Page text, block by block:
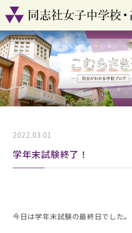
学校案内
コース紹介
学校生活
入試情報
資料請求
2022.03.01
学年末試験終了！
今日は学年末試験の最終日でした。